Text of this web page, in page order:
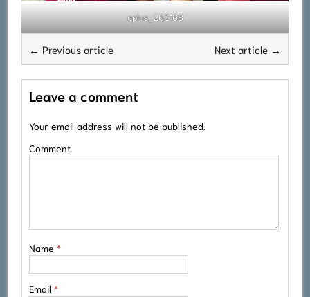
oplus_263168
← Previous article Next article →
Leave a comment
Your email address will not be published.
Comment
Name*
Email*